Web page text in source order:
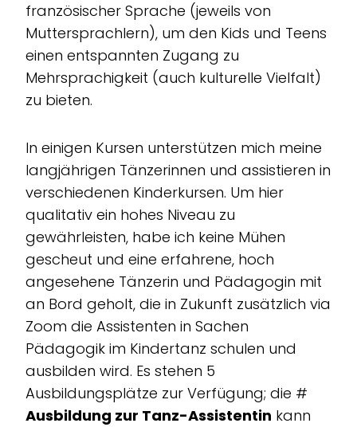
französischer Sprache (jeweils von
Muttersprachlern), um den Kids und Teens
einen entspannten Zugang zu
Mehrsprachigkeit (auch kulturelle Vielfalt)
zu bieten.
In einigen Kursen unterstützen mich meine
langjährigen Tänzerinnen und assistieren in
verschiedenen Kinderkursen. Um hier
qualitativ ein hohes Niveau zu
gewährleisten, habe ich keine Mühen
gescheut und eine erfahrene, hoch
angesehene Tänzerin und Pädagogin mit
an Bord geholt, die in Zukunft zusätzlich via
Zoom die Assistenten in Sachen
Pädagogik im Kindertanz schulen und
ausbilden wird. Es stehen 5
Ausbildungsplätze zur Verfügung; die #
Ausbildung zur Tanz-Assistentin kann